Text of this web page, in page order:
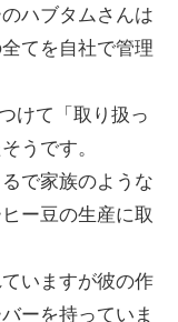
ハブタムさんは
てを自社で管理
けて「取り扱っ
うです。
で家族のような
ー豆の生産に取
いますが彼の作
ーを持っていま